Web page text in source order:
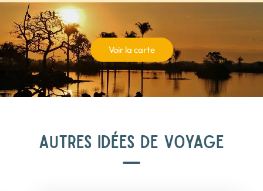
Voir la carte
AUTRES IDÉES DE VOYAGE